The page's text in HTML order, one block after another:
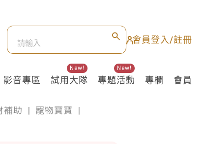
會員登入/註冊
影音專區 試用大隊
New!
專題活動
New!
專欄 會員
補助 | 寵物寶寶 |